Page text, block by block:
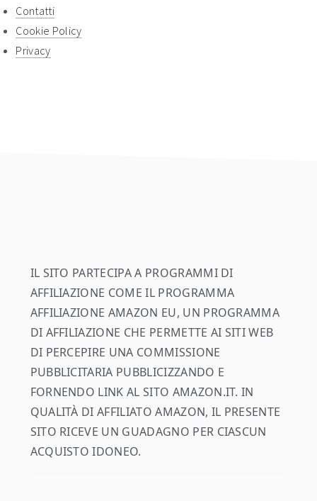
Contatti
Cookie Policy
Privacy
IL SITO PARTECIPA A PROGRAMMI DI
AFFILIAZIONE COME IL PROGRAMMA
AFFILIAZIONE AMAZON EU, UN PROGRAMMA
DI AFFILIAZIONE CHE PERMETTE AI SITI WEB
DI PERCEPIRE UNA COMMISSIONE
PUBBLICITARIA PUBBLICIZZANDO E
FORNENDO LINK AL SITO AMAZON.IT. IN
QUALITÀ DI AFFILIATO AMAZON, IL PRESENTE
SITO RICEVE UN GUADAGNO PER CIASCUN
ACQUISTO IDONEO.